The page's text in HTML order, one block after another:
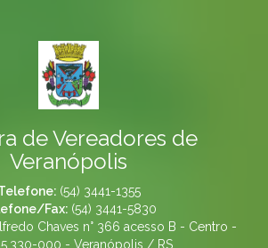
de Vereadores de
Veranópolis
(54) 3441-1355
Fax: (54) 3441-5830
Chaves n° 366 acesso B - Centro -
000 - Veranópolis / RS